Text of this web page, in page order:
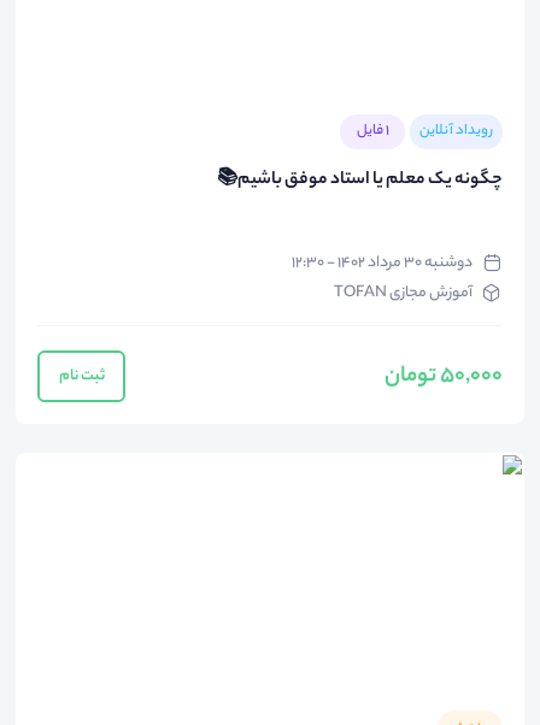
رویداد آنلاین 1 فایل
چگونه یک معلم یا استاد موفق باشیم📚
دوشنبه ۳۰ مرداد ۱۴۰۲ - ۱۲:۳۰
آموزش مجازی TOFAN
50,000 تومان ثبت نام